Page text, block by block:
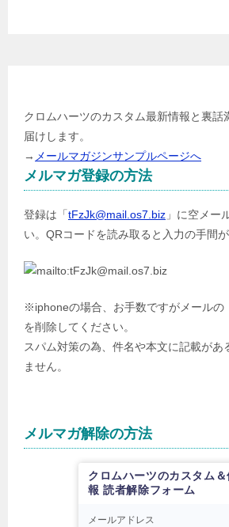
クロムハーツのカスタム最新情報と裏話
届けします。
→ メールマガジンサンプルページへ
メルマガ登録の方法
登録は「 tFzJk@mail.os7.biz 」に空メー
い。QRコードを読み取ると入力の手間が
※iphoneの場合、お手数ですがメールの
を削除してください。
スパム対策の為、件名や本文に記載があ
ません。
メルマガ解除の方法
クロムハーツのカスタム＆
報 読者解除フォーム
メールアドレス